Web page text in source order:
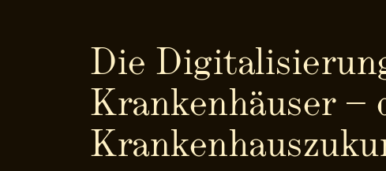
Die
Krankenhäuser –